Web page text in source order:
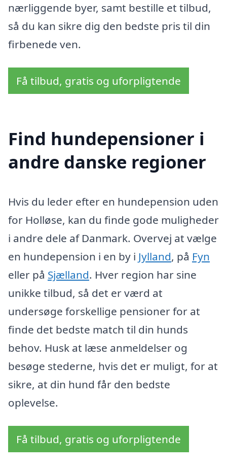
nærliggende byer, samt bestille et tilbud,
så du kan sikre dig den bedste pris til din
firbenede ven.
Få tilbud, gratis og uforpligtende
Find hundepensioner i
andre danske regioner
Hvis du leder efter en hundepension uden
for Holløse, kan du finde gode muligheder
i andre dele af Danmark. Overvej at vælge
en hundepension i en by i Jylland, på Fyn
eller på Sjælland. Hver region har sine
unikke tilbud, så det er værd at
undersøge forskellige pensioner for at
finde det bedste match til din hunds
behov. Husk at læse anmeldelser og
besøge stederne, hvis det er muligt, for at
sikre, at din hund får den bedste
oplevelse.
Få tilbud, gratis og uforpligtende